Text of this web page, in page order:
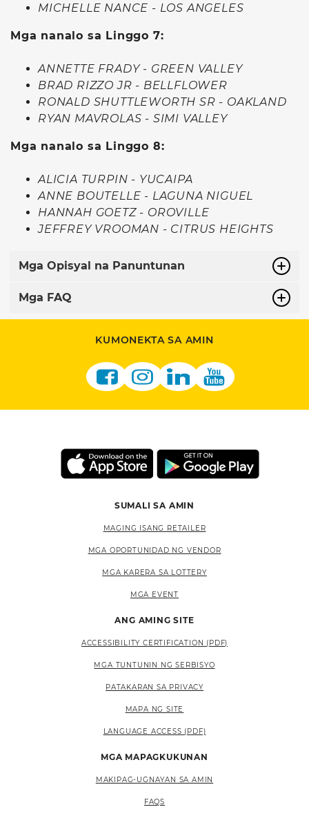
MICHELLE NANCE - LOS ANGELES
Mga nanalo sa Linggo 7:
ANNETTE FRADY - GREEN VALLEY
BRAD RIZZO JR - BELLFLOWER
RONALD SHUTTLEWORTH SR - OAKLAND
RYAN MAVROLAS - SIMI VALLEY
Mga nanalo sa Linggo 8:
ALICIA TURPIN - YUCAIPA
ANNE BOUTELLE - LAGUNA NIGUEL
HANNAH GOETZ - OROVILLE
JEFFREY VROOMAN - CITRUS HEIGHTS
Mga Opisyal na Panuntunan
Mga FAQ
KUMONEKTA SA AMIN
SUMALI SA AMIN
MAGING ISANG RETAILER
MGA OPORTUNIDAD NG VENDOR
MGA KARERA SA LOTTERY
MGA EVENT
ANG AMING SITE
ACCESSIBILITY CERTIFICATION (PDF)
MGA TUNTUNIN NG SERBISYO
PATAKARAN SA PRIVACY
MAPA NG SITE
LANGUAGE ACCESS (PDF)
MGA MAPAGKUKUNAN
MAKIPAG-UGNAYAN SA AMIN
FAQS